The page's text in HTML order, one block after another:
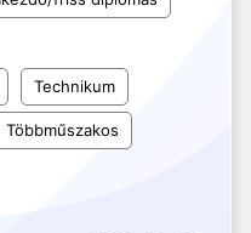
Technikum
Többműszakos